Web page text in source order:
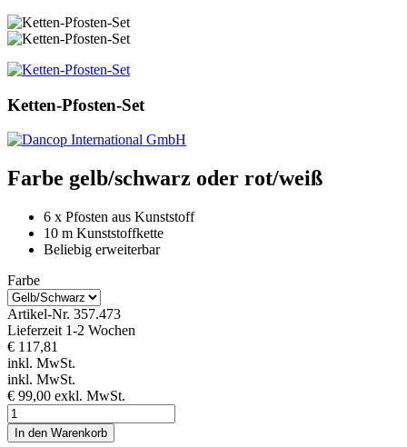
Ketten-Pfosten-Set
Farbe gelb/schwarz oder rot/weiß
6 x Pfosten aus Kunststoff
10 m Kunststoffkette
Beliebig erweiterbar
Farbe
Artikel-Nr. 357.473
Lieferzeit 1-2 Wochen
€ 117,81
inkl. MwSt.
inkl. MwSt.
€ 99,00 exkl. MwSt.
In den Warenkorb